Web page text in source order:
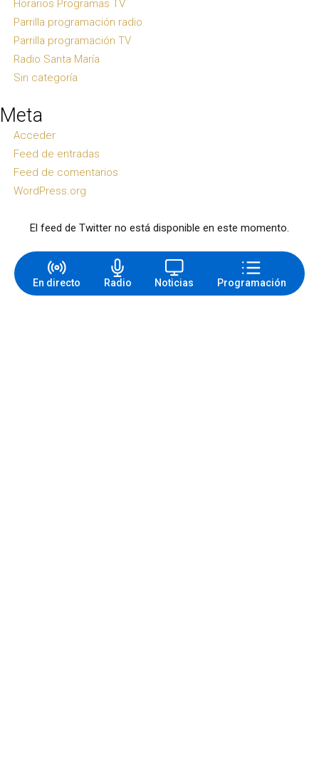
Horarios Programas TV
Parrilla programación radio
Parrilla programación TV
Radio Santa María
Sin categoría
Meta
Acceder
Feed de entradas
Feed de comentarios
WordPress.org
El feed de Twitter no está disponible en este momento.
En directo Radio Noticias Programación